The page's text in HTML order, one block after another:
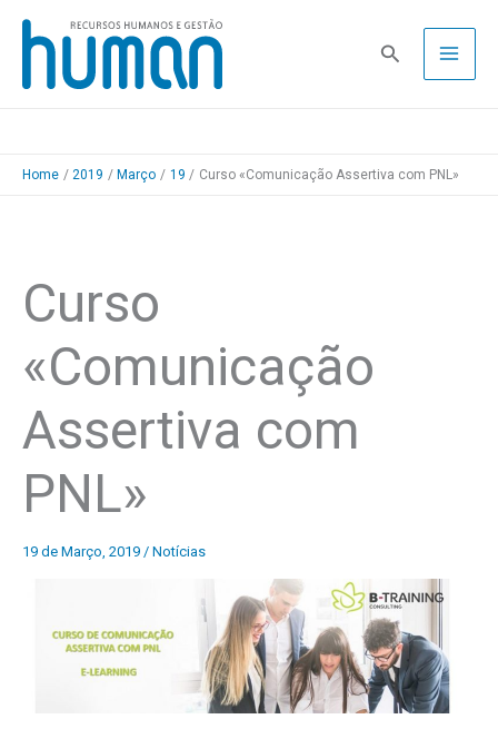
Skip
content
Pesquisa
Home 2019 Março 19 Curso «Comunicação Assertiva com PNL»
Curso
«Comunicação
Assertiva com
PNL»
19 de Março, 2019 / Notícias